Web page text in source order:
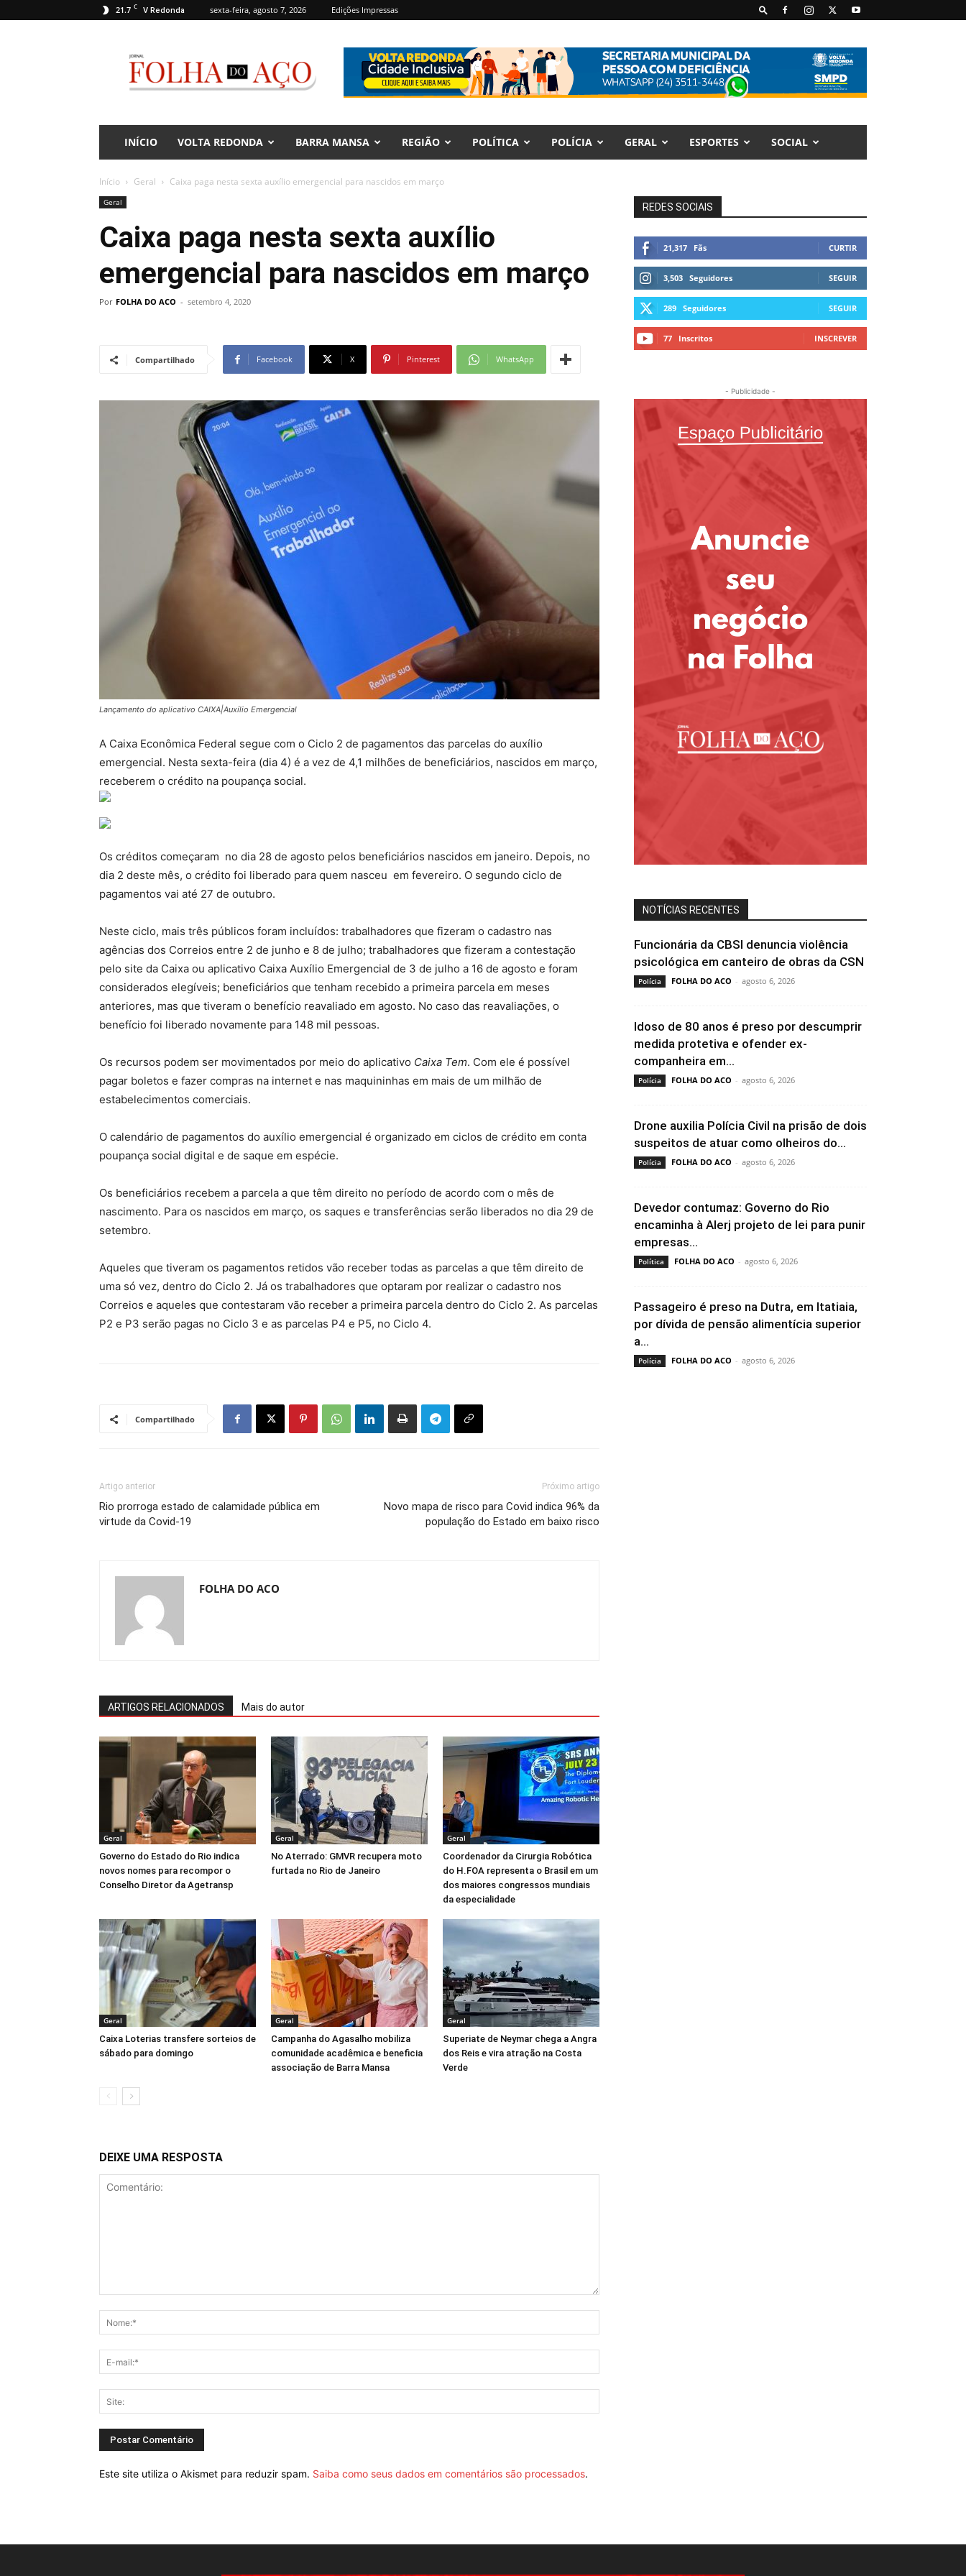
21.7 C V Redonda sexta-feira, agosto 7, 2026 Edições Impressas
Folha
do
Aço
INÍCIO VOLTA REDONDA BARRA MANSA REGIÃO POLÍTICA POLÍCIA GERAL ESPORTES SOCIAL
Início Geral Caixa paga nesta sexta auxílio emergencial para nascidos em março
Geral
Caixa paga nesta sexta auxílio
emergencial para nascidos em março
Por FOLHA DO ACO - setembro 4, 2020
Compartilhado Facebook X Pinterest WhatsApp
Lançamento do aplicativo CAIXA|Auxílio Emergencial
A Caixa Econômica Federal segue com o Ciclo 2 de pagamentos das parcelas do auxílio
emergencial. Nesta sexta-feira (dia 4) é a vez de 4,1 milhões de beneficiários, nascidos em março,
receberem o crédito na poupança social.
Os créditos começaram no dia 28 de agosto pelos beneficiários nascidos em janeiro. Depois, no
dia 2 deste mês, o crédito foi liberado para quem nasceu em fevereiro. O segundo ciclo de
pagamentos vai até 27 de outubro.
Neste ciclo, mais três públicos foram incluídos: trabalhadores que fizeram o cadastro nas
agências dos Correios entre 2 de junho e 8 de julho; trabalhadores que fizeram a contestação
pelo site da Caixa ou aplicativo Caixa Auxílio Emergencial de 3 de julho a 16 de agosto e foram
considerados elegíveis; beneficiários que tenham recebido a primeira parcela em meses
anteriores, mas que tiveram o benefício reavaliado em agosto. No caso das reavaliações, o
benefício foi liberado novamente para 148 mil pessoas.
Os recursos podem ser movimentados por meio do aplicativo Caixa Tem. Com ele é possível
pagar boletos e fazer compras na internet e nas maquininhas em mais de um milhão de
estabelecimentos comerciais.
O calendário de pagamentos do auxílio emergencial é organizado em ciclos de crédito em conta
poupança social digital e de saque em espécie.
Os beneficiários recebem a parcela a que têm direito no período de acordo com o mês de
nascimento. Para os nascidos em março, os saques e transferências serão liberados no dia 29 de
setembro.
Aqueles que tiveram os pagamentos retidos vão receber todas as parcelas a que têm direito de
uma só vez, dentro do Ciclo 2. Já os trabalhadores que optaram por realizar o cadastro nos
Correios e aqueles que contestaram vão receber a primeira parcela dentro do Ciclo 2. As parcelas
P2 e P3 serão pagas no Ciclo 3 e as parcelas P4 e P5, no Ciclo 4.
Compartilhado
Artigo anterior
Rio prorroga estado de calamidade pública em
virtude da Covid-19
Próximo artigo
Novo mapa de risco para Covid indica 96% da
população do Estado em baixo risco
FOLHA DO ACO
ARTIGOS RELACIONADOS Mais do autor
Geral
Governo do Estado do Rio indica
novos nomes para recompor o
Conselho Diretor da Agetransp
Geral
No Aterrado: GMVR recupera moto
furtada no Rio de Janeiro
Geral
Coordenador da Cirurgia Robótica
do H.FOA representa o Brasil em um
dos maiores congressos mundiais
da especialidade
Geral
Caixa Loterias transfere sorteios de
sábado para domingo
Geral
Campanha do Agasalho mobiliza
comunidade acadêmica e beneficia
associação de Barra Mansa
Geral
Superiate de Neymar chega a Angra
dos Reis e vira atração na Costa
Verde
DEIXE UMA RESPOSTA
Este site utiliza o Akismet para reduzir spam. Saiba como seus dados em comentários são processados.
REDES SOCIAIS
21,317 Fãs CURTIR
3,503 Seguidores SEGUIR
289 Seguidores SEGUIR
77 Inscritos INSCREVER
- Publicidade -
NOTÍCIAS RECENTES
Funcionária da CBSI denuncia violência
psicológica em canteiro de obras da CSN
Polícia FOLHA DO ACO - agosto 6, 2026
Idoso de 80 anos é preso por descumprir
medida protetiva e ofender ex-
companheira em...
Polícia FOLHA DO ACO - agosto 6, 2026
Drone auxilia Polícia Civil na prisão de dois
suspeitos de atuar como olheiros do...
Polícia FOLHA DO ACO - agosto 6, 2026
Devedor contumaz: Governo do Rio
encaminha à Alerj projeto de lei para punir
empresas...
Política FOLHA DO ACO - agosto 6, 2026
Passageiro é preso na Dutra, em Itatiaia,
por dívida de pensão alimentícia superior
a...
Polícia FOLHA DO ACO - agosto 6, 2026